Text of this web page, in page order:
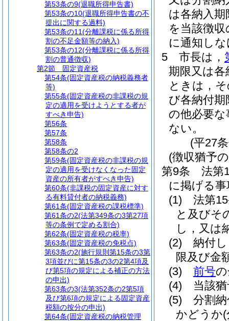
は各納入
を当該徴
に通知し
5
市長は，
期限又は
ときは，
び各納付
の他必要
ない。
(平27
(徴収猶予
第9条
法第
に掲げる
(1)
法第
と及びそ
し，又は
(2)
納付
限及び金
(3)
前号
(4)
当該
(5)
分割
かどうか
第53条の9(退職所得申告書)
第53条の10(退職所得申告書の不
提出に関する過料)
第53条の11(分離課税に係る所得
割の不足金額等の納入)
第53条の12(分離課税に係る所得
割の普通徴収)
第2節
固定資産税
第54条(固定資産税の納税義務者
等)
第55条(固定資産税の非課税の規
定の適用を受けようとする者が
すべき申告)
第56条
第57条
第58条
第58条の2
第59条(固定資産税の非課税の規
定の適用を受けなくなった固定
資産の所有者がすべき申告)
第60条(非課税の固定資産に対す
る有料貸付者の納税義務)
第61条(固定資産税の課税標準)
第61条の2(法第349条の3第27項
等の条例で定める割合)
第62条(固定資産税の税率)
第63条(固定資産税の免税点)
第63条の2(施行規則第15条の3第
3項並びに第15条の3の2第4項及
び第5項の規定による補正の方法
の申出)
第63条の3(法第352条の2第5項
及び第6項の規定による固定資産
税額の按分の申出)
第64条(固定資産税の納税管理